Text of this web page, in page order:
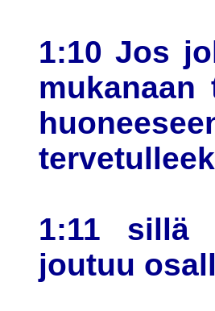
1:10 Jos
1:11 sillä
joutuu